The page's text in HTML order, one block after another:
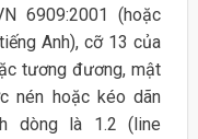
6909:2001 (hoặc
Anh), cỡ 13 của
tương đương, mật
nén hoặc kéo dãn
dòng là 1.2 (line